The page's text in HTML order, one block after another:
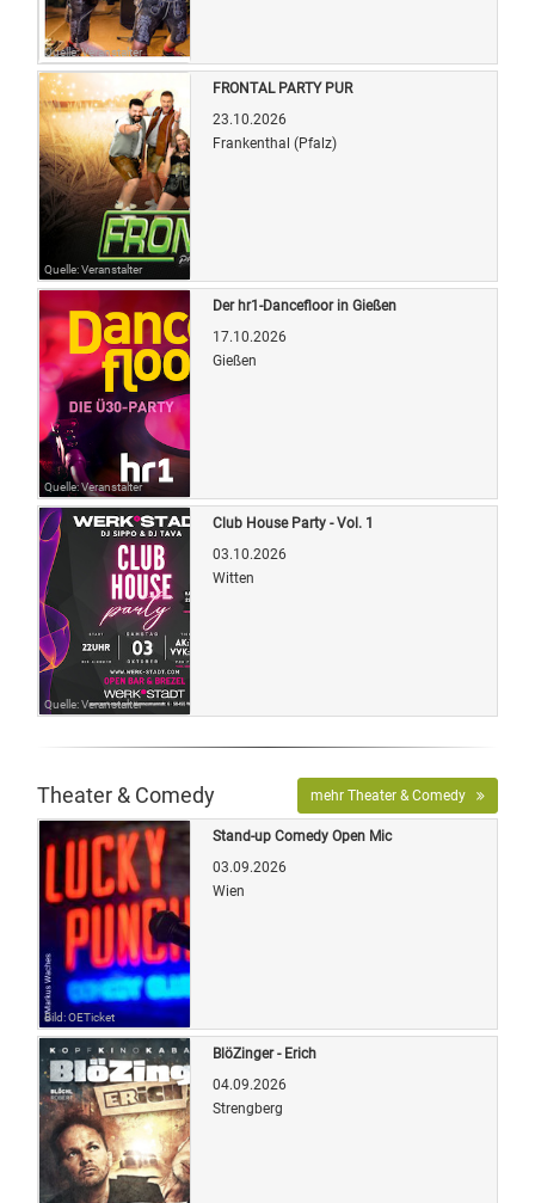
Quelle: Veranstalter
Quelle: Veranstalter
FRONTAL PARTY PUR
23.10.2026
Frankenthal (Pfalz)
Quelle: Veranstalter
Der hr1-Dancefloor in Gießen
17.10.2026
Gießen
Quelle: Veranstalter
Club House Party - Vol. 1
03.10.2026
Witten
Theater & Comedy mehr Theater & Comedy
Bild: OETicket
Stand-up Comedy Open Mic
03.09.2026
Wien
BlöZinger - Erich
04.09.2026
Strengberg